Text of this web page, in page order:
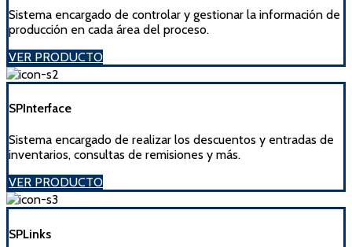
Sistema encargado de controlar y gestionar la información de
producción en cada área del proceso.
VER PRODUCTO
SPInterface
Sistema encargado de realizar los descuentos y entradas de
inventarios, consultas de remisiones y más.
VER PRODUCTO
SPLinks